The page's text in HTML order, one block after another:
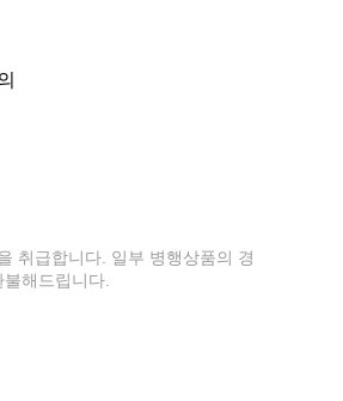
취급합니다. 일부 병행상품의 경
해드립니다.